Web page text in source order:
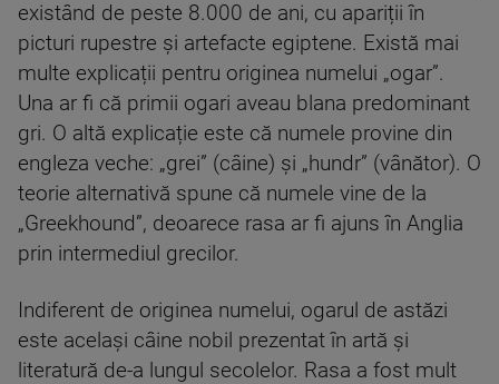
existând de peste 8.000 de ani, cu apariții în
picturi rupestre și artefacte egiptene. Există mai
multe explicații pentru originea numelui „ogar”.
Una ar fi că primii ogari aveau blana predominant
gri. O altă explicație este că numele provine din
engleza veche: „grei” (câine) și „hundr” (vânător). O
teorie alternativă spune că numele vine de la
„Greekhound”, deoarece rasa ar fi ajuns în Anglia
prin intermediul grecilor.
Indiferent de originea numelui, ogarul de astăzi
este același câine nobil prezentat în artă și
literatură de-a lungul secolelor. Rasa a fost mult